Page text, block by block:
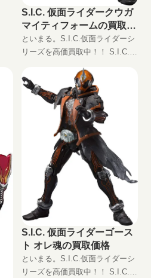
S.I.C. 仮面ライダークウガ
マイティフォームの買取価
格
といまる。S.I.C.仮面ライダーシ
リーズを高価買取中！！ S.I.C.
ォーム JAN:4573102580412 現在
の買取価格は円（未開封
S.I.C. 仮面ライダーゴース
ト オレ魂の買取価格
といまる。S.I.C.仮面ライダーシ
リーズを高価買取中！！ S.I.C.